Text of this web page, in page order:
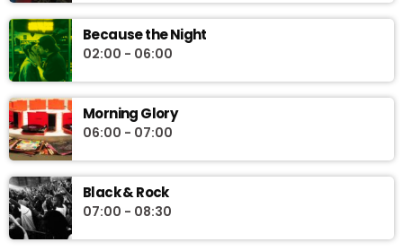
Because the Night
02:00 - 06:00
Morning Glory
06:00 - 07:00
Black & Rock
07:00 - 08:30